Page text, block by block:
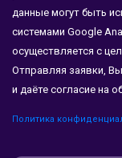
данные могут быть
системами Google
осуществляется с
Отправляя заявки,
и даёте согласие на
Политика